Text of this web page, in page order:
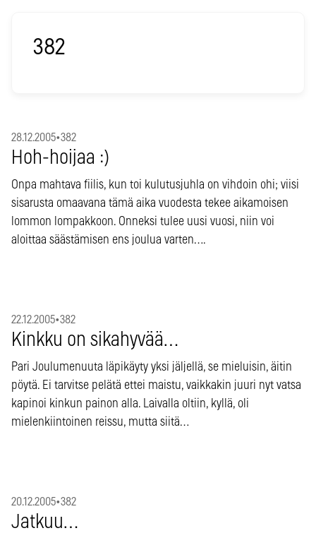
382
28.12.2005•382
Hoh-hoijaa :)
Onpa mahtava fiilis, kun toi kulutusjuhla on vihdoin ohi; viisi
sisarusta omaavana tämä aika vuodesta tekee aikamoisen
lommon lompakkoon. Onneksi tulee uusi vuosi, niin voi
aloittaa säästämisen ens joulua varten….
22.12.2005•382
Kinkku on sikahyvää…
Pari Joulumenuuta läpikäyty yksi jäljellä, se mieluisin, äitin
pöytä. Ei tarvitse pelätä ettei maistu, vaikkakin juuri nyt vatsa
kapinoi kinkun painon alla. Laivalla oltiin, kyllä, oli
mielenkiintoinen reissu, mutta siitä…
20.12.2005•382
Jatkuu…